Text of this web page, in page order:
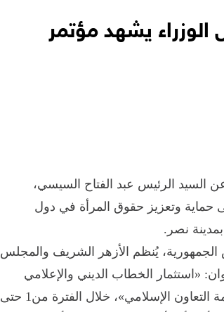
يشهد مؤتمر
السيد الرئيس عبد الفتاح السيسي،
حماية وتعزيز حقوق المرأة في دول
نصر.
يُنظم الأزهر الشريف والمجلس
«استثمار الخطاب الديني والإعلامي
وأثره على حماية وتعزيز حقوق المرأة في دول منظمة التعاون الإسلامي»، خلال الفترة من1 حتى